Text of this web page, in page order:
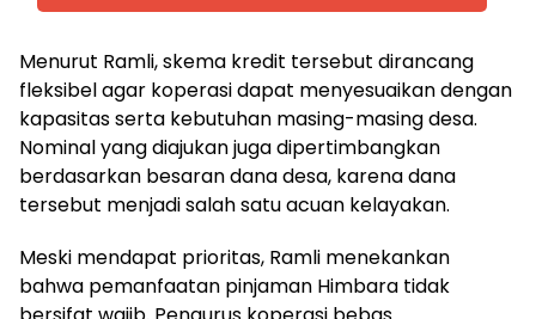
Menurut Ramli, skema kredit tersebut dirancang
fleksibel agar koperasi dapat menyesuaikan dengan
kapasitas serta kebutuhan masing-masing desa.
Nominal yang diajukan juga dipertimbangkan
berdasarkan besaran dana desa, karena dana
tersebut menjadi salah satu acuan kelayakan.
Meski mendapat prioritas, Ramli menekankan
bahwa pemanfaatan pinjaman Himbara tidak